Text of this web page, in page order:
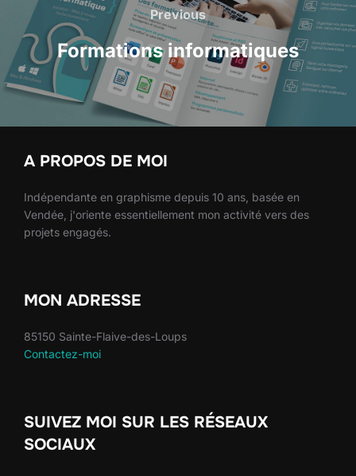
l’article
Previous
Previous
Formations informatiques
A PROPOS DE MOI
Indépendante en graphisme depuis 10 ans, basée en
Vendée, j'oriente essentiellement mon activité vers des
projets engagés.
MON ADRESSE
85150 Sainte-Flaive-des-Loups
Contactez-moi
SUIVEZ MOI SUR LES RÉSEAUX
SOCIAUX